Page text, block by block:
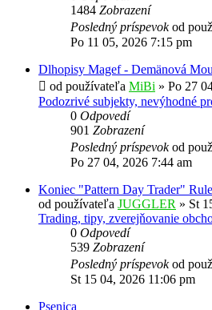
1484 Zobrazení
Posledný príspevokod
Po 11 05, 2026 7:15 pm
Dlhopisy Magef - Demänová
od používateľa MiBi » Po 27
Podozrivé subjekty, nevýhodné
0 Odpovedí
901 Zobrazení
Posledný príspevokod
Po 27 04, 2026 7:44 am
Koniec "Pattern Day Trader" Rule
od používateľa JUGGLER » St
Trading, tipy, zverejňovanie
0 Odpovedí
539 Zobrazení
Posledný príspevokod
St 15 04, 2026 11:06 pm
Psenica